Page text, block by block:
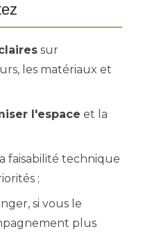
sur
les matériaux et
l'espace et la
faisabilité technique
;
si vous le
plus